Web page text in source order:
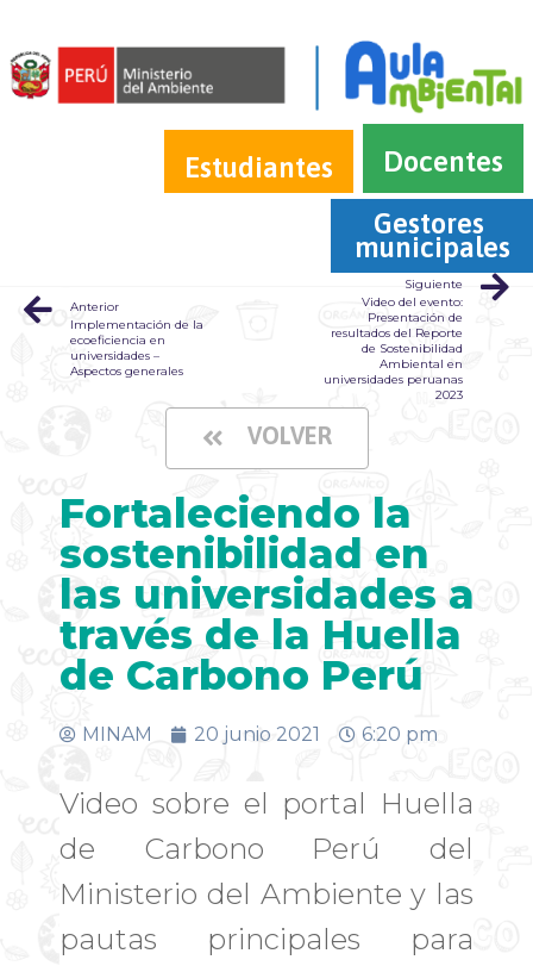
Estudiantes
Docentes
Gestores
municipales
Anterior
Implementación de la
ecoeficiencia en
universidades –
Aspectos generales
Siguiente
Video del evento:
Presentación de
resultados del Reporte
de Sostenibilidad
Ambiental en
universidades peruanas
2023
VOLVER
Fortaleciendo la
sostenibilidad en
las universidades a
través de la Huella
de Carbono Perú
MINAM 20 junio 2021 6:20 pm
Video sobre el portal Huella
de Carbono Perú del
Ministerio del Ambiente y las
pautas principales para